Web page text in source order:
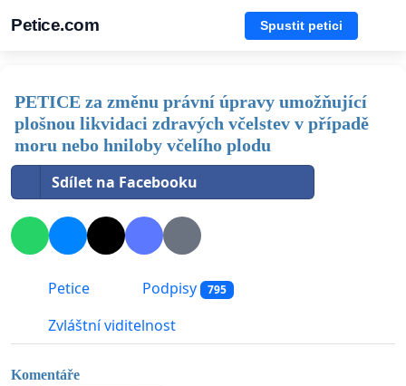
Petice.com Spustit petici
PETICE za změnu právní úpravy umožňující
plošnou likvidaci zdravých včelstev v případě
moru nebo hniloby včelího plodu
Sdílet na Facebooku
Petice Podpisy 795
Zvláštní viditelnost
Komentáře